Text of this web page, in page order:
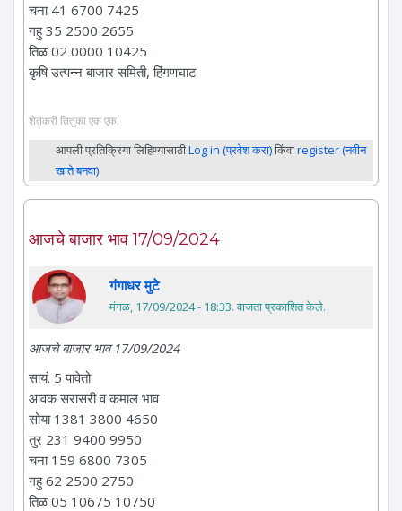
चना 41 6700 7425
गहु 35 2500 2655
तिळ 02 0000 10425
कृषि उत्पन्न बाजार समिती, हिंगणघाट
शेतकरी तितुका एक एक!
आपली प्रतिक्रिया लिहिण्यासाठीLog in (प्रवेश करा)किंवाregister (नवीन
खाते बनवा)
आजचे बाजार भाव 17/09/2024
गंगाधर मुटे
मंगळ, 17/09/2024 - 18:33. वाजता प्रकाशित केले.
आजचे बाजार भाव 17/09/2024
सायं. 5 पावेतो
आवक सरासरी व कमाल भाव
सोया 1381 3800 4650
तुर 231 9400 9950
चना 159 6800 7305
गहु 62 2500 2750
तिळ 05 10675 10750